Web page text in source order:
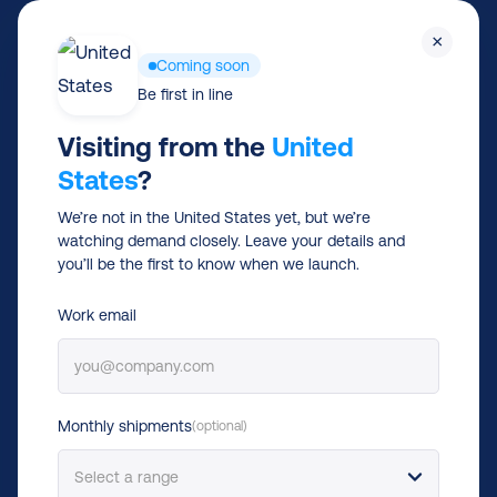
Skip
Nouveauté Automatisation du support via une API →
Une API pour connecter
plus de
160 transporteurs
API d'expédition multi-transporteurs pour le e-commerce
Commencer gratuitement
×
Coming soon
Be first in line
Visiting from the United
States?
We’re not in the United States yet, but we’re
watching demand closely. Leave your details and
you’ll be the first to know when we launch.
Work email
Monthly shipments(optional)